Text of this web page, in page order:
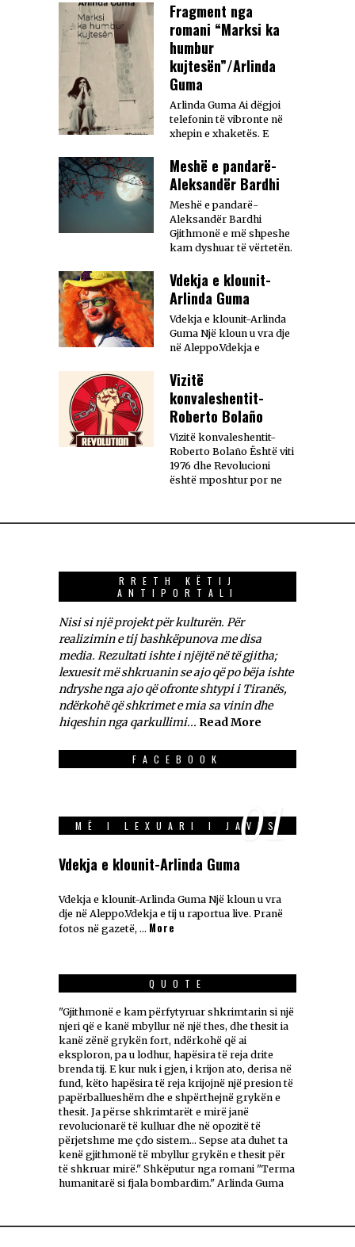
Fragment nga
romani “Marksi ka
humbur
kujtesën”/Arlinda
Guma
Arlinda Guma Ai dëgjoi
telefonin të vibronte në
xhepin e xhaketës. E
Meshë e pandarë-
Aleksandër Bardhi
Meshë e pandarë-
Aleksandër Bardhi
Gjithmonë e më shpeshe
kam dyshuar të vërtetën.
Vdekja e klounit-
Arlinda Guma
Vdekja e klounit-Arlinda
Guma Një kloun u vra dje
në Aleppo.Vdekja e
Vizitë
konvaleshentit-
Roberto Bolaño
Vizitë konvaleshentit-
Roberto Bolaño Është viti
1976 dhe Revolucioni
është mposhtur por ne
RRETH KËTIJ
ANTIPORTALI
Nisi si një projekt për kulturën. Për
realizimin e tij bashkëpunova me disa
media. Rezultati ishte i njëjtë në të gjitha;
lexuesit më shkruanin se ajo që po bëja ishte
ndryshe nga ajo që ofronte shtypi i Tiranës,
ndërkohë që shkrimet e mia sa vinin dhe
hiqeshin nga qarkullimi... Read More
FACEBOOK
MË I LEXUARI I JAVES
01
Vdekja e klounit-Arlinda Guma
Vdekja e klounit-Arlinda Guma Një kloun u vra
dje në Aleppo.Vdekja e tij u raportua live. Pranë
fotos në gazetë, … More
QUOTE
"Gjithmonë e kam përfytyruar shkrimtarin si një
njeri që e kanë mbyllur në një thes, dhe thesit ia
kanë zënë grykën fort, ndërkohë që ai
eksploron, pa u lodhur, hapësira të reja drite
brenda tij. E kur nuk i gjen, i krijon ato, derisa në
fund, këto hapësira të reja krijojnë një presion të
papërballueshëm dhe e shpërthejnë grykën e
thesit. Ja përse shkrimtarët e mirë janë
revolucionarë të kulluar dhe në opozitë të
përjetshme me çdo sistem... Sepse ata duhet ta
kenë gjithmonë të mbyllur grykën e thesit për
të shkruar mirë." Shkëputur nga romani "Terma
humanitarë si fjala bombardim." Arlinda Guma